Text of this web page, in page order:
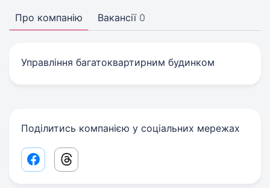
Про компанію Вакансії 0
Управління багатоквартирним будинком
Поділитись компанією у соціальних мережах
Facebook share link
Threads share link